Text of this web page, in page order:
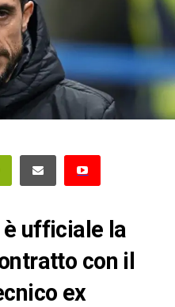
ufficiale la
con il
ex